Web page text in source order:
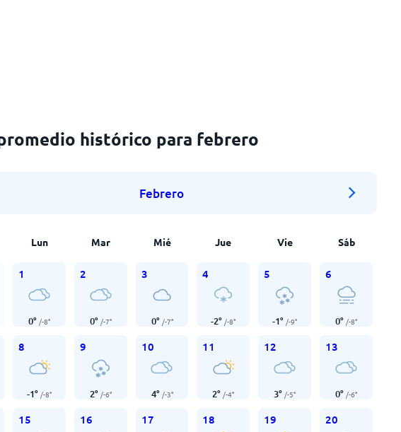
histórico para febrero
Febrero
Lun Mar Mié Jue Vie Sáb
1
0° /-8°
2
0° /-7°
3
0° /-7°
4
-2° /-8°
5
-1° /-9°
6
0° /-8°
8
-1° /-8°
9
2° /-6°
10
4° /-3°
11
2° /-4°
12
3° /-5°
13
0° /-6°
15 16 17 18 19 20